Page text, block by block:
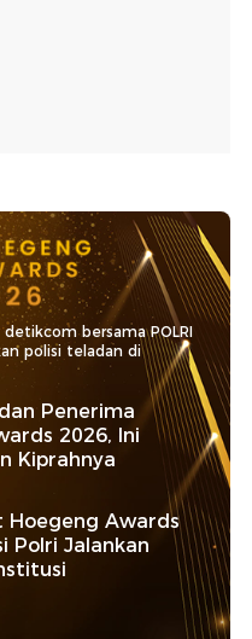
bersama POLRI
polisi teladan di
Penerima
2026, Ini
Kiprahnya
Hoegeng Awards
Polri Jalankan